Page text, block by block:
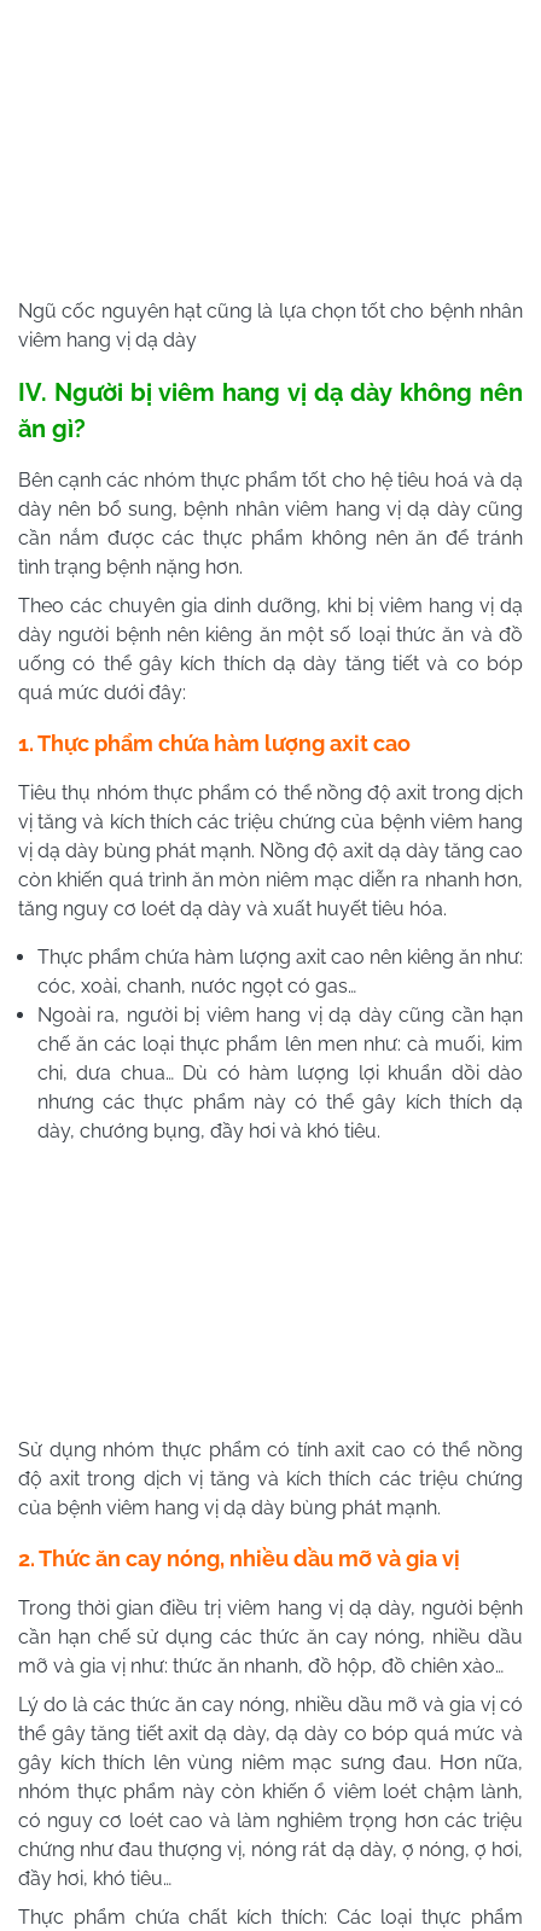
Ngũ cốc nguyên hạt cũng là lựa chọn tốt cho bệnh nhân
viêm hang vị dạ dày
IV. Người bị viêm hang vị dạ dày không nên
ăn gì?
Bên cạnh các nhóm thực phẩm tốt cho hệ tiêu hoá và dạ
dày nên bổ sung, bệnh nhân viêm hang vị dạ dày cũng
cần nắm được các thực phẩm không nên ăn để tránh
tình trạng bệnh nặng hơn.
Theo các chuyên gia dinh dưỡng, khi bị viêm hang vị dạ
dày người bệnh nên kiêng ăn một số loại thức ăn và đồ
uống có thể gây kích thích dạ dày tăng tiết và co bóp
quá mức dưới đây:
1. Thực phẩm chứa hàm lượng axit cao
Tiêu thụ nhóm thực phẩm có thể nồng độ axit trong dịch
vị tăng và kích thích các triệu chứng của bệnh viêm hang
vị dạ dày bùng phát mạnh. Nồng độ axit dạ dày tăng cao
còn khiến quá trình ăn mòn niêm mạc diễn ra nhanh hơn,
tăng nguy cơ loét dạ dày và xuất huyết tiêu hóa.
Thực phẩm chứa hàm lượng axit cao nên kiêng ăn như:
cóc, xoài, chanh, nước ngọt có gas…
Ngoài ra, người bị viêm hang vị dạ dày cũng cần hạn
chế ăn các loại thực phẩm lên men như: cà muối, kim
chi, dưa chua… Dù có hàm lượng lợi khuẩn dồi dào
nhưng các thực phẩm này có thể gây kích thích dạ
dày, chướng bụng, đầy hơi và khó tiêu.
Sử dụng nhóm thực phẩm có tính axit cao có thể nồng
độ axit trong dịch vị tăng và kích thích các triệu chứng
của bệnh viêm hang vị dạ dày bùng phát mạnh.
2. Thức ăn cay nóng, nhiều dầu mỡ và gia vị
Trong thời gian điều trị viêm hang vị dạ dày, người bệnh
cần hạn chế sử dụng các thức ăn cay nóng, nhiều dầu
mỡ và gia vị như: thức ăn nhanh, đồ hộp, đồ chiên xào…
Lý do là các thức ăn cay nóng, nhiều dầu mỡ và gia vị có
thể gây tăng tiết axit dạ dày, dạ dày co bóp quá mức và
gây kích thích lên vùng niêm mạc sưng đau. Hơn nữa,
nhóm thực phẩm này còn khiến ổ viêm loét chậm lành,
có nguy cơ loét cao và làm nghiêm trọng hơn các triệu
chứng như đau thượng vị, nóng rát dạ dày, ợ nóng, ợ hơi,
đầy hơi, khó tiêu…
Thực phẩm chứa chất kích thích: Các loại thực phẩm